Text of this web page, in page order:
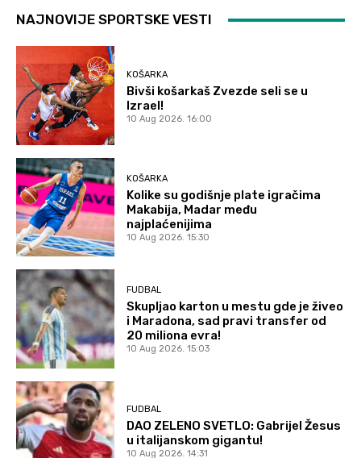
NAJNOVIJE SPORTSKE VESTI
KOŠARKA
Bivši košarkaš Zvezde seli se u
Izrael!
10 Aug 2026. 16:00
KOŠARKA
Kolike su godišnje plate igračima
Makabija, Madar među
najplaćenijima
10 Aug 2026. 15:30
FUDBAL
Skupljao karton u mestu gde je živeo
i Maradona, sad pravi transfer od
20 miliona evra!
10 Aug 2026. 15:03
FUDBAL
DAO ZELENO SVETLO: Gabrijel Žesus
u italijanskom gigantu!
10 Aug 2026. 14:31